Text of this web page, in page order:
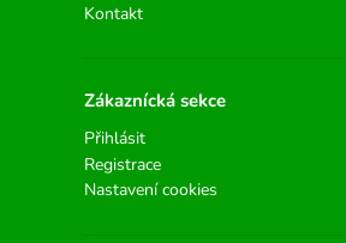
Kontakt
Zákaznícká sekce
Přihlásit
Registrace
Nastavení cookies